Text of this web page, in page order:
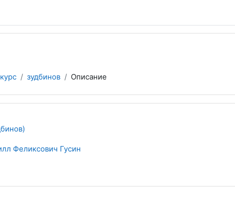
зудбинов Описание
Феликсович Гусин